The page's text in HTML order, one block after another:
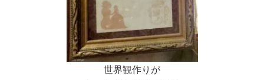
世界観作りが